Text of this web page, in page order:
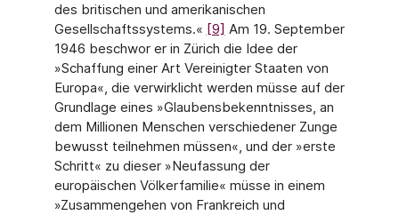
des britischen und amerikanischen
Gesellschaftssystems.« [9] Am 19. September
1946 beschwor er in Zürich die Idee der
»Schaffung einer Art Vereinigter Staaten von
Europa«, die verwirklicht werden müsse auf der
Grundlage eines »Glaubensbekenntnisses, an
dem Millionen Menschen verschiedener Zunge
bewusst teilnehmen müssen«, und der »erste
Schritt« zu dieser »Neufassung der
europäischen Völkerfamilie« müsse in einem
»Zusammengehen von Frankreich und